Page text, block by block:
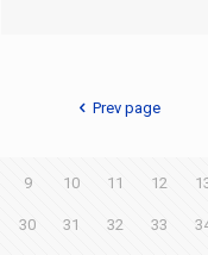
Prev page
9 10 11 12
30 31 32 33